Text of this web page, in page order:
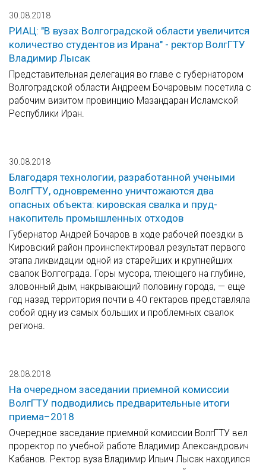
30.08.2018
РИАЦ: "В вузах Волгоградской области увеличится
количество студентов из Ирана" - ректор ВолгГТУ
Владимир Лысак
Представительная делегация во главе с губернатором
Волгоградской области Андреем Бочаровым посетила с
рабочим визитом провинцию Мазандаран Исламской
Республики Иран.
30.08.2018
Благодаря технологии, разработанной учеными
ВолгГТУ, одновременно уничтожаются два
опасных объекта: кировская свалка и пруд-
накопитель промышленных отходов
Губернатор Андрей Бочаров в ходе рабочей поездки в
Кировский район проинспектировал результат первого
этапа ликвидации одной из старейших и крупнейших
свалок Волгограда. Горы мусора, тлеющего на глубине,
зловонный дым, накрывающий половину города, — еще
год назад территория почти в 40 гектаров представляла
собой одну из самых больших и проблемных свалок
региона.
28.08.2018
На очередном заседании приемной комиссии
ВолгГТУ подводились предварительные итоги
приема–2018
Очередное заседание приемной комиссии ВолгГТУ вел
проректор по учебной работе Владимир Александрович
Кабанов. Ректор вуза Владимир Ильич Лысак находился